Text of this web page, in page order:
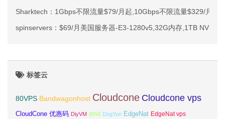
Sharktech：1Gbps不限流量$79/月起,10Gbps不限流量$329/月起,
spinservers：$69/月美国服务器-E3-1280v5,32G内存,1TB NVme
标签云
80VPS Bandwagonhost Cloudcone Cloudcone vps
CloudCone 优惠码 DiyVM dmit DogYun EdgeNat EdgeNat vps